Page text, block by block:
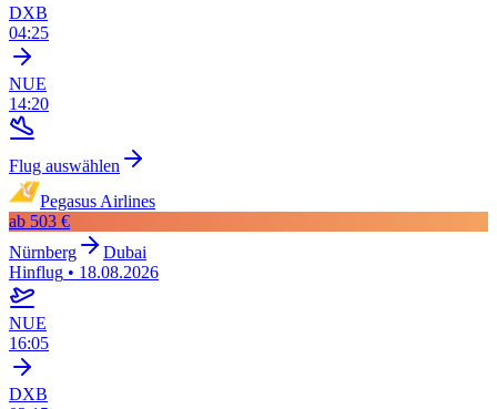
DXB
04:25
NUE
14:20
Flug auswählen
Pegasus Airlines
ab 503 €
Nürnberg
Dubai
Hinflug • 18.08.2026
NUE
16:05
DXB